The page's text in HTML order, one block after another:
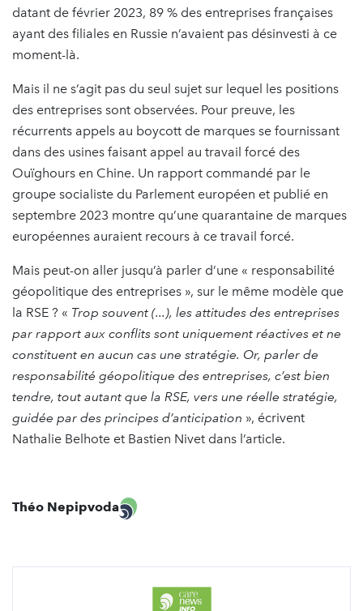
datant de février 2023, 89 % des entreprises françaises
ayant des filiales en Russie n’avaient pas désinvesti à ce
moment-là.
Mais il ne s’agit pas du seul sujet sur lequel les positions
des entreprises sont observées. Pour preuve, les
récurrents appels au boycott de marques se fournissant
dans des usines faisant appel au travail forcé des
Ouïghours en Chine. Un rapport commandé par le
groupe socialiste du Parlement européen et publié en
septembre 2023 montre qu’une quarantaine de marques
européennes auraient recours à ce travail forcé.
Mais peut-on aller jusqu’à parler d’une « responsabilité
géopolitique des entreprises », sur le même modèle que
la RSE ? « Trop souvent (...), les attitudes des entreprises
par rapport aux conflits sont uniquement réactives et ne
constituent en aucun cas une stratégie. Or, parler de
responsabilité géopolitique des entreprises, c’est bien
tendre, tout autant que la RSE, vers une réelle stratégie,
guidée par des principes d’anticipation », écrivent
Nathalie Belhote et Bastien Nivet dans l’article.
Théo Nepipvoda